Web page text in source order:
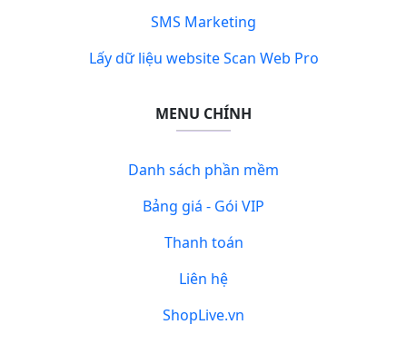
SMS Marketing
Lấy dữ liệu website Scan Web Pro
MENU CHÍNH
Danh sách phần mềm
Bảng giá - Gói VIP
Thanh toán
Liên hệ
ShopLive.vn